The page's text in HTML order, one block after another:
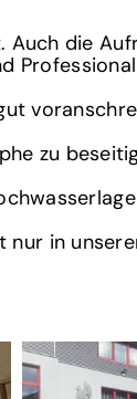
Auch die
zu
nur in